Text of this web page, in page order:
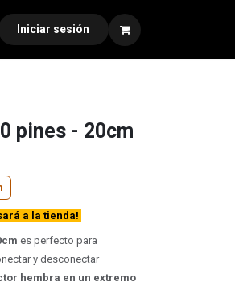
Iniciar sesión
pines - 20cm
a la tienda!
es perfecto para
y desconectar
hembra en un extremo